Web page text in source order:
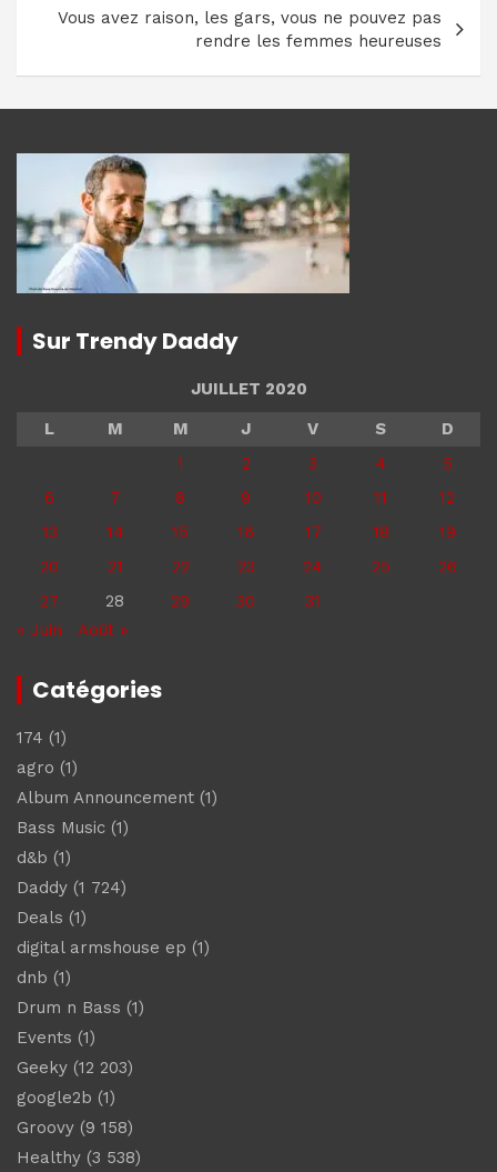
Vous avez raison, les gars, vous ne pouvez pas
rendre les femmes heureuses
Sur Trendy Daddy
JUILLET 2020
L
M M J V S
D
1
2 3 4
5
6
7 8 9 10 11
12
13
14 15 16 17 18
19
20
21 22 23 24 25
26
27
28 29 30
31
« Juin
Août »
Catégories
174 (1)
agro (1)
Album Announcement (1)
Bass Music (1)
d&b (1)
Daddy (1 724)
Deals (1)
digital armshouse ep (1)
dnb (1)
Drum n Bass (1)
Events (1)
Geeky (12 203)
google2b (1)
Groovy (9 158)
Healthy (3 538)